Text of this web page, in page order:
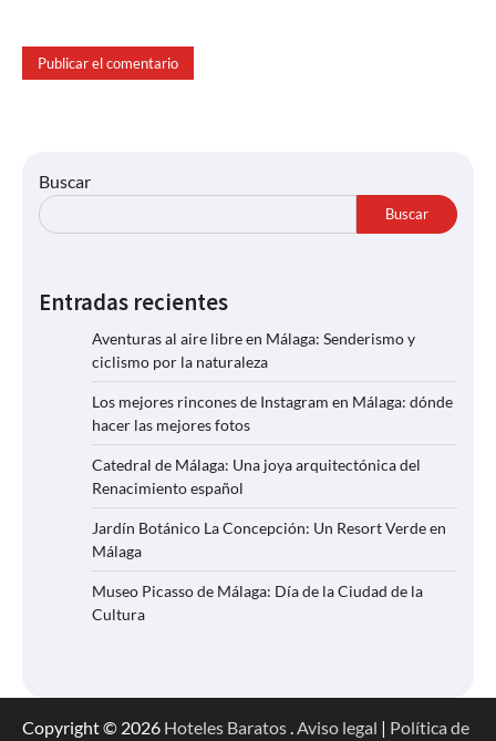
Buscar
Buscar
Entradas recientes
Aventuras al aire libre en Málaga: Senderismo y
ciclismo por la naturaleza
Los mejores rincones de Instagram en Málaga: dónde
hacer las mejores fotos
Catedral de Málaga: Una joya arquitectónica del
Renacimiento español
Jardín Botánico La Concepción: Un Resort Verde en
Málaga
Museo Picasso de Málaga: Día de la Ciudad de la
Cultura
Copyright © 2026 Hoteles Baratos.Aviso legal | Política de